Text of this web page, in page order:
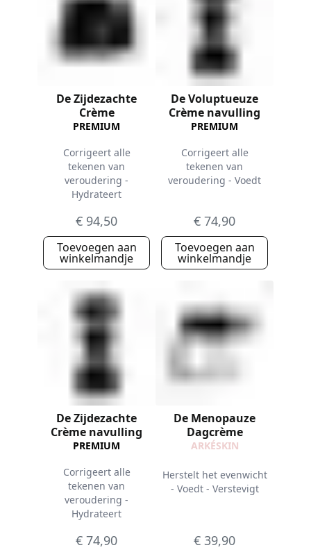
De Zijdezachte
Crème
PREMIUM
Corrigeert alle
tekenen van
veroudering -
Hydrateert
€ 94,50
Toevoegen aan
winkelmandje
De Voluptueuze
Crème navulling
PREMIUM
Corrigeert alle
tekenen van
veroudering - Voedt
€ 74,90
Toevoegen aan
winkelmandje
De Zijdezachte
Crème navulling
PREMIUM
Corrigeert alle
tekenen van
veroudering -
Hydrateert
€ 74,90
De Menopauze
Dagcrème
ARKÉSKIN
Herstelt het evenwicht
- Voedt - Verstevigt
€ 39,90